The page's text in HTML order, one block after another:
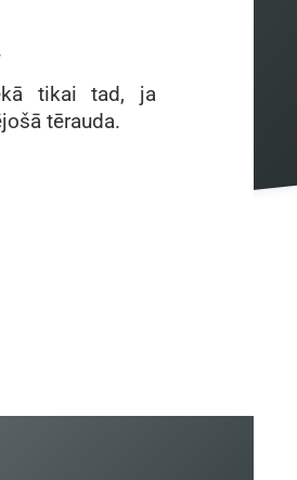
tikai tad, ja
tērauda.